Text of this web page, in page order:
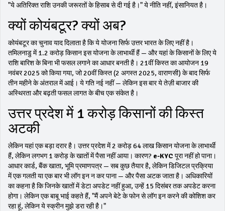
"ये अतिरिक्त राशि उनकी जरूरतों के हिसाब से दी गई है।" ये नीति नहीं, इंसानियत है।
क्यों कोयंबटूर? क्यों अब?
कोयंबटूर का चुनाव याद दिलाता है कि ये योजना सिर्फ उत्तर भारत के लिए नहीं है।
तमिलनाडु में 1.2 करोड़ किसान इस योजना के लाभार्थी हैं — और यहां के किसानों के लिए ये
राशि बारिश के बिना भी फसल लगाने का आधार बनती है। 21वीं किस्त का आयोजन 19
नवंबर 2025 को किया गया, जो 20वीं किस्त (2 अगस्त 2025, वाराणसी) के बाद सिर्फ
तीन महीने के अंतराल में आई। ये गति नई नहीं — लेकिन इस बार ये तेज़ी बाजार की
अस्थिरता और बढ़ती फसल लागत के बीच एक संकेत है।
उत्तर प्रदेश में 1 करोड़ किसानों की किस्त
अटकी
लेकिन यहां एक बड़ा दरार है। उत्तर प्रदेश में 2 करोड़ 64 लाख किसान योजना के लाभार्थी
हैं, लेकिन लगभग 1 करोड़ के खातों में पैसा नहीं आया। कारण? e-KYC पूरा नहीं हो पाना।
आधार कार्ड, बैंक खाता, भूमि प्रमाणपत्र — सब कुछ तैयार है, लेकिन डिजिटल प्रक्रिया
में एक गलती या एक बार भी लॉग इन न कर पाना — और पैसा अटक जाता है। अधिकारियों
का कहना है कि जिनके खातों में डेटा अपडेट नहीं हुआ, उन्हें 15 दिसंबर तक अपडेट करना
होगा। लेकिन एक बाबू भाई कहते हैं, "मैं अपने बेटे के फोन से लॉग इन करने की कोशिश कर
रहा हूं, लेकिन ये स्क्रीन मुझे डरा रही है।"